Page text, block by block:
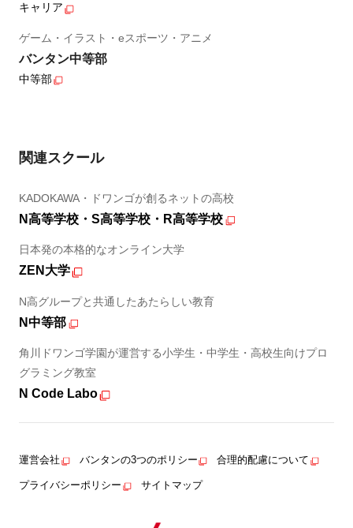
キャリア
ゲーム・イラスト・eスポーツ・アニメ
バンタン中等部
中等部
関連スクール
KADOKAWA・ドワンゴが創るネットの高校
N高等学校・S高等学校・R高等学校
日本発の本格的なオンライン大学
ZEN大学
N高グループと共通したあたらしい教育
N中等部
角川ドワンゴ学園が運営する小学生・中学生・高校生向けプロ
グラミング教室
N Code Labo
運営会社 バンタンの3つのポリシー 合理的配慮について
プライバシーポリシー サイトマップ